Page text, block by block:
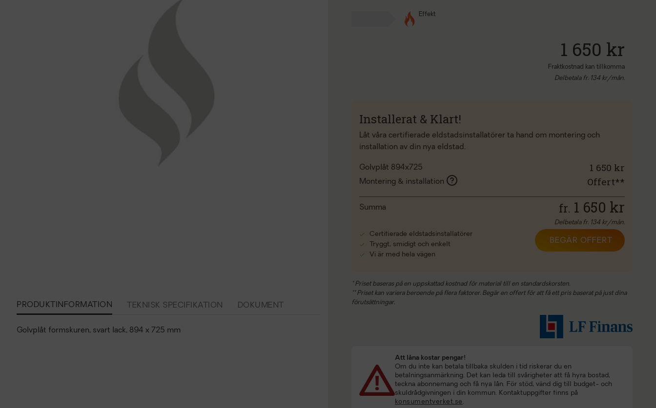
PRODUKTINFORMATION TEKNISK SPECIFIKATION DOKUMENT
Golvplåt formskuren, svart lack, 894 x 725 mm
Effekt
1 650 kr
Fraktkostnad kan tillkomma
Delbetala fr. 134 kr/mån.
Installerat & Klart!
Låt våra certifierade eldstadsinstallatörer ta hand om montering och
installation av din nya eldstad.
Golvplåt 894x725 1 650 kr
Montering & installation Offert**
Summa fr. 1 650 kr
Delbetala fr. 134 kr/mån.
Certifierade eldstadsinstallatörer
Tryggt, smidigt och enkelt
Vi är med hela vägen
BEGÄR OFFERT
* Priset baseras på en uppskattad kostnad för material till en standardskorsten.
** Priset kan variera beroende på flera faktorer. Begär en offert för att få ett pris baserat på just dina
förutsättningar.
Att låna kostar pengar!
Om du inte kan betala tillbaka skulden i tid riskerar du en
betalningsanmärkning. Det kan leda till svårigheter att få hyra bostad,
teckna abonnemang och få nya lån. För stöd, vänd dig till budget- och
skuldrådgivningen i din kommun. Kontaktuppgifter finns på
konsumentverket.se .